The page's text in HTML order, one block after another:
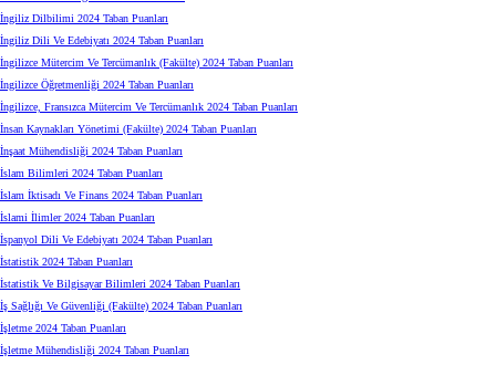
İngiliz Dilbilimi 2024 Taban Puanları
İngiliz Dili Ve Edebiyatı 2024 Taban Puanları
İngilizce Mütercim Ve Tercümanlık (Fakülte) 2024 Taban Puanları
İngilizce Öğretmenliği 2024 Taban Puanları
İngilizce, Fransızca Mütercim Ve Tercümanlık 2024 Taban Puanları
İnsan Kaynakları Yönetimi (Fakülte) 2024 Taban Puanları
İnşaat Mühendisliği 2024 Taban Puanları
İslam Bilimleri 2024 Taban Puanları
İslam İktisadı Ve Finans 2024 Taban Puanları
İslami İlimler 2024 Taban Puanları
İspanyol Dili Ve Edebiyatı 2024 Taban Puanları
İstatistik 2024 Taban Puanları
İstatistik Ve Bilgisayar Bilimleri 2024 Taban Puanları
İş Sağlığı Ve Güvenliği (Fakülte) 2024 Taban Puanları
İşletme 2024 Taban Puanları
İşletme Mühendisliği 2024 Taban Puanları